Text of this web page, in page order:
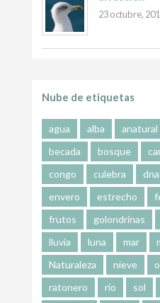
23 octubre,
Nube de etiquetas
agua alba anatural
becada
bosque
congo
culebra
envero
estrecho
frutos
golondrinas
lluvia
luna mar
Naturaleza
nieve
ratonero
río sol